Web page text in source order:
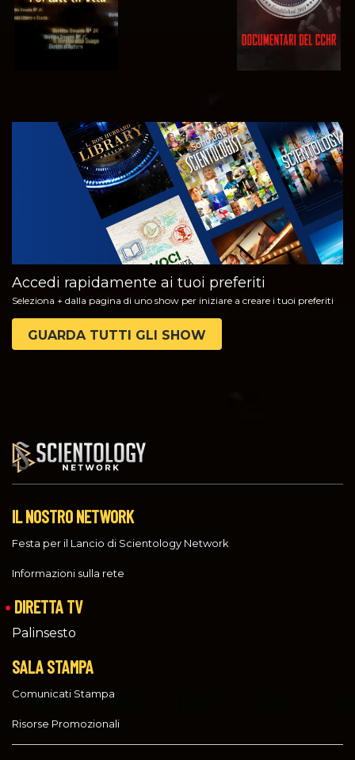
GUARDA
ESPLORA LE
SERIE
Accedi rapidamente ai tuoi preferiti
Seleziona + dalla pagina di uno show per iniziare a creare i tuoi preferiti
GUARDA TUTTI GLI SHOW
IL NOSTRO NETWORK
Festa per il Lancio di Scientology Network
Informazioni sulla rete
DIRETTA TV
Palinsesto
SALA STAMPA
Comunicati Stampa
Risorse Promozionali